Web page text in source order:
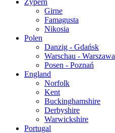
Zypern
Girne
Famagusta
Nikosia
Polen
Danzig - Gdańsk
Warschau - Warszawa
Posen - Poznań
England
Norfolk
Kent
Buckinghamshire
Derbyshire
Warwickshire
Portugal